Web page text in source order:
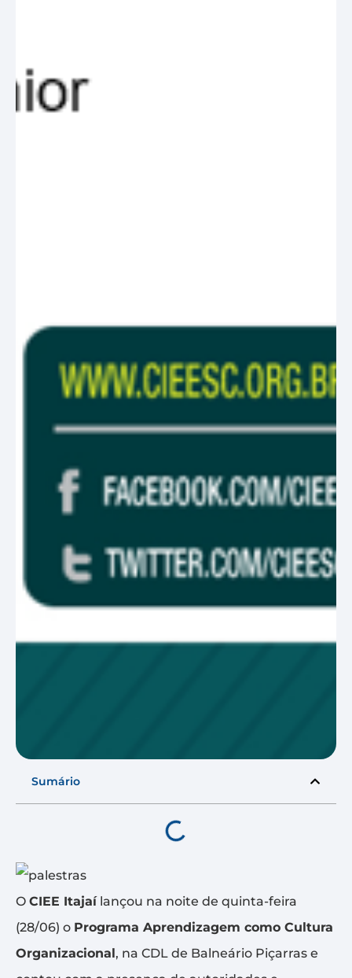
Sumário
O CIEE Itajaílançou na noite de quinta-feira
(28/06) o Programa Aprendizagem como Cultura
Organizacional, na CDL de Balneário Piçarras e